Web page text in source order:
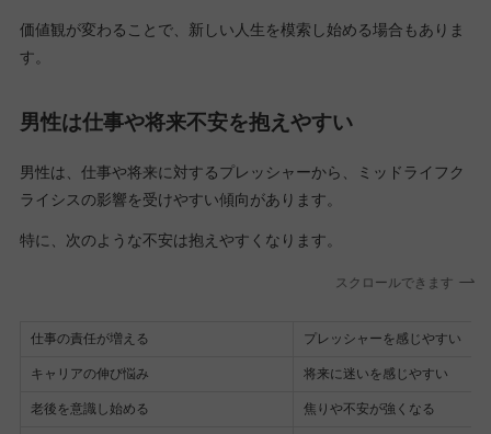
価値観が変わることで、新しい人生を模索し始める場合もありま
す。
男性は仕事や将来不安を抱えやすい
男性は、仕事や将来に対するプレッシャーから、ミッドライフク
ライシスの影響を受けやすい傾向があります。
特に、次のような不安は抱えやすくなります。
スクロールできます
仕事の責任が増える プレッシャーを感じやすい
キャリアの伸び悩み 将来に迷いを感じやすい
老後を意識し始める 焦りや不安が強くなる